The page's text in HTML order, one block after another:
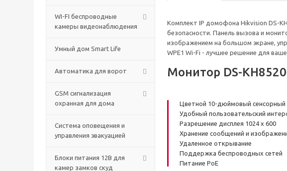
WI-FI беспроводные
камеры видеонаблюдения
Умный дом Smart Life
Автоматика для ворот
GSM сигнализация
охранная для дома
Cистема оповещения и
управления эвакуацией
Блоки питания 12В для
камер замков скуд
Комплект IP домофона Hikvision DS-
безопасности. Панель вызова и
изображением на большом экране,
WPE1 Wi-Fi - лучшее решение для
Монитор DS-
Цветной 10-дюймовый сенсорный
Удобный пользовательский
Разрешение дисплея 1024 x 600
Хранение сообщений и
Удаленное открывание
Поддержка беспроводных сетей
Питание PoE